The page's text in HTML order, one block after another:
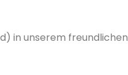
in unserem freundlichen